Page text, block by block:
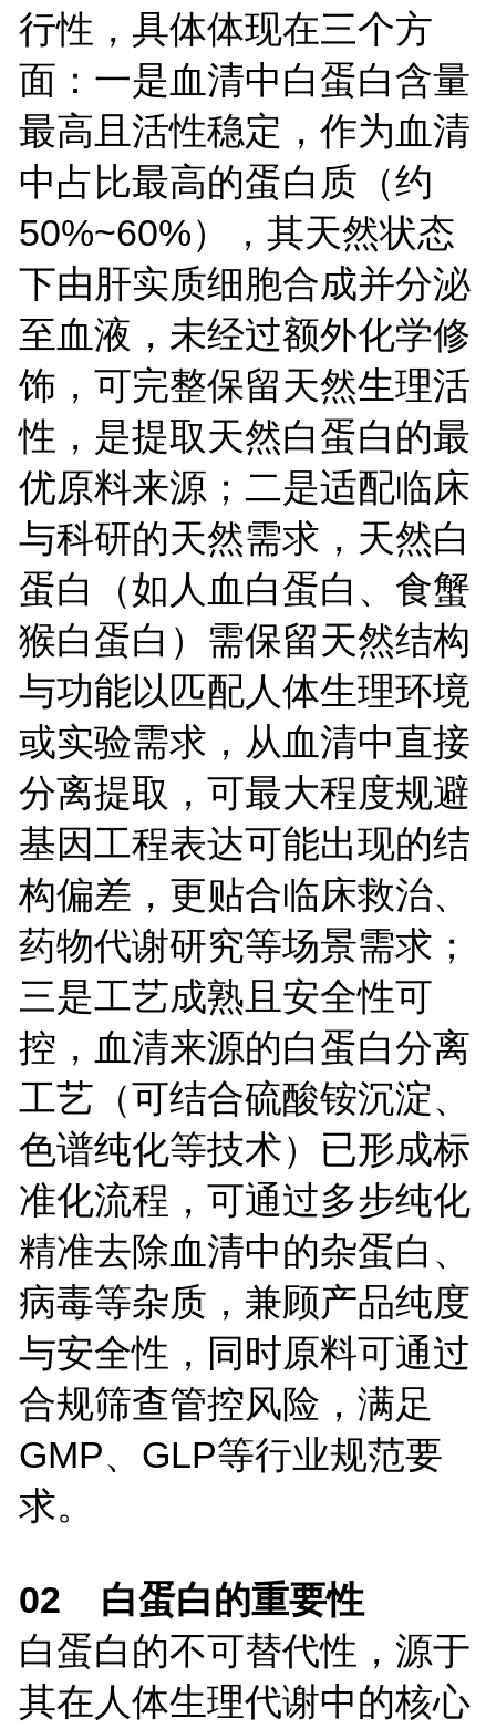
行性，具体体现在三个方
面：一是血清中白蛋白含量
最高且活性稳定，作为血清
中占比最高的蛋白质（约
50%~60%），其天然状态
下由肝实质细胞合成并分泌
至血液，未经过额外化学修
饰，可完整保留天然生理活
性，是提取天然白蛋白的最
优原料来源；二是适配临床
与科研的天然需求，天然白
蛋白（如人血白蛋白、食蟹
猴白蛋白）需保留天然结构
与功能以匹配人体生理环境
或实验需求，从血清中直接
分离提取，可最大程度规避
基因工程表达可能出现的结
构偏差，更贴合临床救治、
药物代谢研究等场景需求；
三是工艺成熟且安全性可
控，血清来源的白蛋白分离
工艺（可结合硫酸铵沉淀、
色谱纯化等技术）已形成标
准化流程，可通过多步纯化
精准去除血清中的杂蛋白、
病毒等杂质，兼顾产品纯度
与安全性，同时原料可通过
合规筛查管控风险，满足
GMP、GLP等行业规范要
求。
02 白蛋白的重要性
白蛋白的不可替代性，源于
其在人体生理代谢中的核心